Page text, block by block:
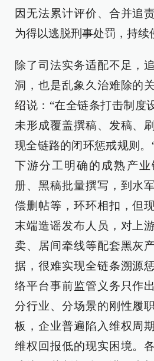
因无法累计评价、合并追
为得以逃脱刑事处罚，持续
除了司法实务适配不足，
洞，也是乱象久治难除的
绍说：“在全链条打击制度
未形成覆盖撰稿、发稿、
现全链路的闭环惩戒规则。
下游分工明确的成熟产
册、黑稿批量撰写，到水
偿删帖等，环环相扣，但
末端造谣发布人员，对上
卖、居间牵线等配套黑灰
据，很难实现全链条溯源
络平台事前监管义务只作
分行业、分场景的刚性履
板，企业普遍陷入维权周
维权回报低的现实困境。